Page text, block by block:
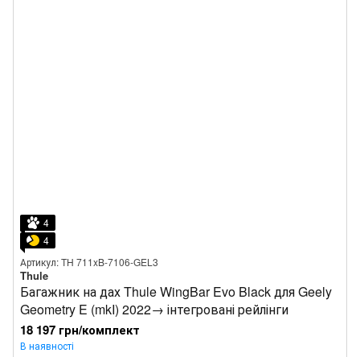
4
4
Артикул: TH 711xB-7106-GEL3
Thule
Багажник на дах Thule WingBar Evo Black для Geely
Geometry E (mkI) 2022→ інтегровані рейлінги
18 197 грн/комплект
В наявності